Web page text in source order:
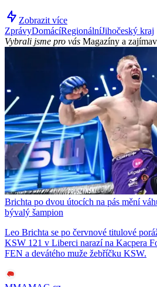
Zobrazit více
ZprávyDomácíRegionálníJihočeský kraj
Vybrali jsme pro vás Magazíny a
Brichta po dvou útocích na pás mění
bývalý šampion
Leo Brichta se po červnové titulové
KSW 121 v Liberci narazí na Kacpera
FEN a devátého muže žebříčku KSW.